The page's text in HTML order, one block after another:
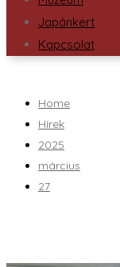
Japánkert
Kapcsolat
Home
Hírek
2025
március
27